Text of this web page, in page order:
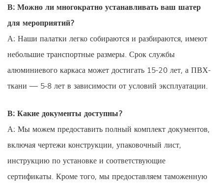
В: Можно ли многократно устанавливать ваш шатер
для мероприятий?
А: Наши палатки легко собираются и разбираются, имеют
небольшие транспортные размеры. Срок службы
алюминиевого каркаса может достигать 15-20 лет, а ПВХ-
ткани — 5-8 лет в зависимости от условий эксплуатации.
В: Какие документы доступны?
А: Мы можем предоставить полный комплект документов,
включая чертежи конструкции, упаковочный лист,
инструкцию по установке и соответствующие
сертификаты. Кроме того, мы предоставляем таможенную